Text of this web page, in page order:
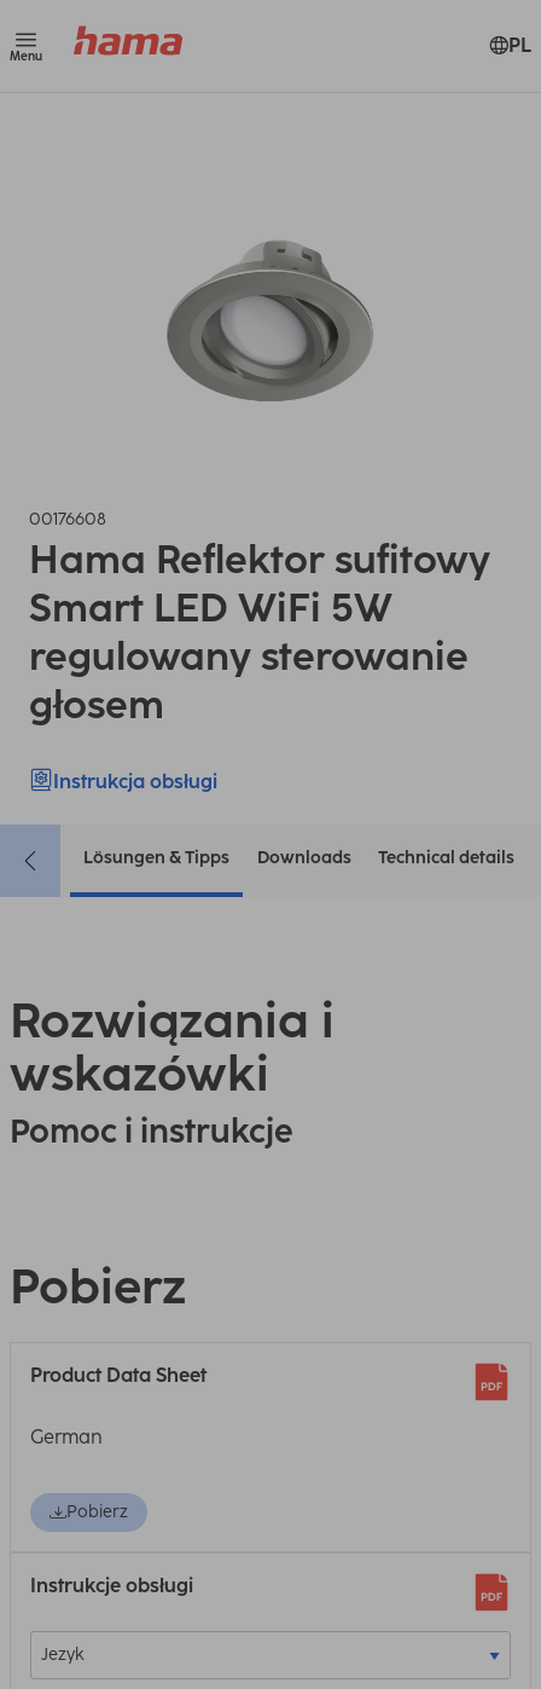
Menu PL
00176608
Hama Reflektor sufitowy
Smart LED WiFi 5W
regulowany sterowanie
głosem
Instrukcja obsługi
Lösungen & Tipps Downloads Technical details
Rozwiązania i
wskazówki
Pomoc i instrukcje
Pobierz
Product Data Sheet
German
Pobierz
Instrukcje obsługi